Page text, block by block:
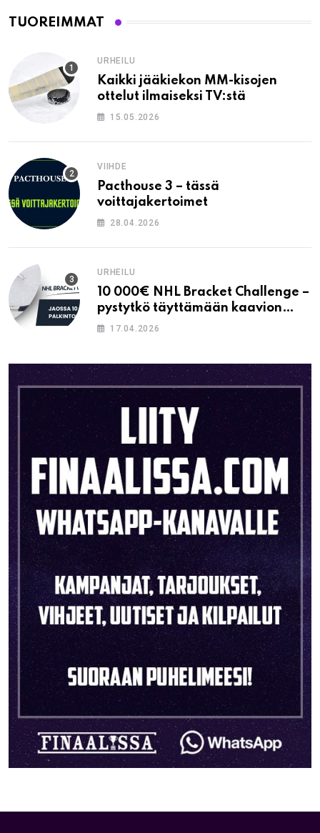
TUOREIMMAT
URHEILU
Kaikki jääkiekon MM-kisojen
ottelut ilmaiseksi TV:stä
15.05.2026
VIIHDE
Pacthouse 3 – tässä
voittajakertoimet
28.04.2026
URHEILU
10 000€ NHL Bracket Challenge –
pystytkö täyttämään kaavion
oikein?
17.04.2026